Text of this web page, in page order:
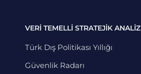
VERİ TEMELLİ STRATEJİK ANALİZ
Türk Dış Politikası Yıllığı
Güvenlik Radarı